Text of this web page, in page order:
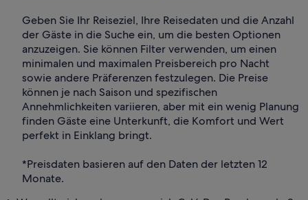
Geben Sie Ihr Reiseziel, Ihre Reisedaten und die Anzahl
der Gäste in die Suche ein, um die besten Optionen
anzuzeigen. Sie können Filter verwenden, um einen
minimalen und maximalen Preisbereich pro Nacht
sowie andere Präferenzen festzulegen. Die Preise
können je nach Saison und spezifischen
Annehmlichkeiten variieren, aber mit ein wenig Planung
finden Gäste eine Unterkunft, die Komfort und Wert
perfekt in Einklang bringt.
*Preisdaten basieren auf den Daten der letzten 12
Monate.